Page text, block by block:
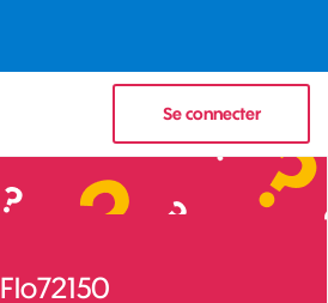
Se connecter
Flo72150